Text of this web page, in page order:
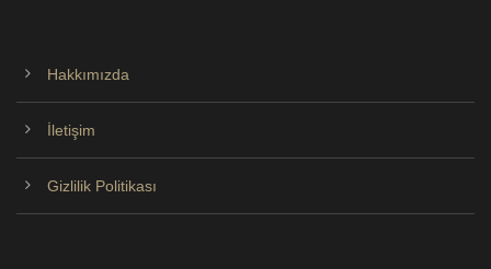
Hakkımızda
İletişim
Gizlilik Politikası